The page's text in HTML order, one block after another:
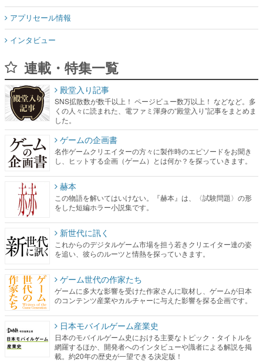
アプリセール情報
インタビュー
連載・特集一覧
殿堂入り記事
SNS拡散数が数千以上！ ページビュー数万以上！ などなど。多
くの人々に読まれた、電ファミ渾身の“殿堂入り”記事をまとめま
した。
ゲームの企画書
名作ゲームクリエイターの方々に製作時のエピソードをお聞き
し、ヒットする企画（ゲーム）とは何か？を探っていきます。
赫本
この物語を解いてはいけない。『赫本』は、〈試験問題〉の形
をした短編ホラー小説集です。
新世代に訊く
これからのデジタルゲーム市場を担う若きクリエイター達の姿
を追い、彼らのルーツと情熱を探っていきます。
ゲーム世代の作家たち
ゲームに多大な影響を受けた作家さんに取材し、ゲームが日本
のコンテンツ産業やカルチャーに与えた影響を探る企画です。
日本モバイルゲーム産業史
日本のモバイルゲーム史における主要なトピック・タイトルを
網羅するほか、開発者へのインタビューや識者による解説を掲
載。約20年の歴史が一望できる決定版！